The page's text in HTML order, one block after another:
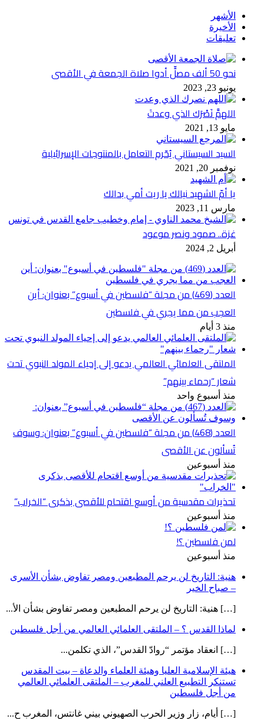
الأشهر
الأخيرة
تعليقات
نحو 50 ألف مصلٍّ أدوا صلاة الجمعة في الأقصى
يونيو 23, 2023
اللهمَّ نَصْرَك الذي وعدتَ
مايو 13, 2021
السيد السيستاني يُحّرم التعامل بالمنتوجات الإسرائيلية
نوفمبر 20, 2021
يا أمّ الشهيد نيالك يا ريت أمي بدالك
مارس 11, 2023
غزة.. صمود ونصر موعود
أبريل 2, 2024
العدد (469) من مجلة “فلسطين في أسبوع” بعنوان: أين
العجب من مما يجري في فلسطين
منذ 3 أيام
الملتقى العلمائي العالمي يدعو إلى إحياء المولد النبوي تحت
شعار “رحماء بينهم”
منذ أسبوع واحد
العدد (468) من مجلة “فلسطين في أسبوع” بعنوان: وسوف
تُسألون عن الأقصى
منذ أسبوعين
تحذيرات مقدسية من أوسع اقتحام للأقصى بذكرى “الخراب”
منذ أسبوعين
لمن فلسطين ؟!
منذ أسبوعين
هنية: التاريخ لن يرحم المطبعين ومصر تفاوض بشأن الأسرى
– صباح الخير
[…] هنية: التاريخ لن يرحم المطبعين ومصر تفاوض بشأن الأ...
لماذا القدس ؟ – الملتقى العلمائي العالمي من أجل فلسطين
[…] انعقاد مؤتمر “روادّ القدس”، الذي تكلمن...
هيئة الإسلامية العليا وهيئة العلماء والدعاة – بيت المقدس
تستنكر التطبيع العلني للمغرب – الملتقى العلمائي العالمي
من أجل فلسطين
[…] أيام، زار وزير الحرب الصهيوني بيني غانتس، المغرب ح...